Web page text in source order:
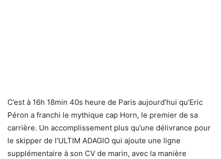
C’est à 16h 18min 40s heure de Paris aujourd’hui qu’Eric
Péron a franchi le mythique cap Horn, le premier de sa
carrière. Un accomplissement plus qu’une délivrance pour
le skipper de l’ULTIM ADAGIO qui ajoute une ligne
supplémentaire à son CV de marin, avec la manière